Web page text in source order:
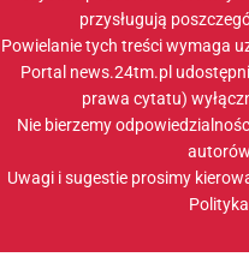
przysługują
Powielanie tych treści wymaga
Portal news.24tm.pl
prawa cytatu)
Nie bierzemy
Uwagi i sugestie prosimy